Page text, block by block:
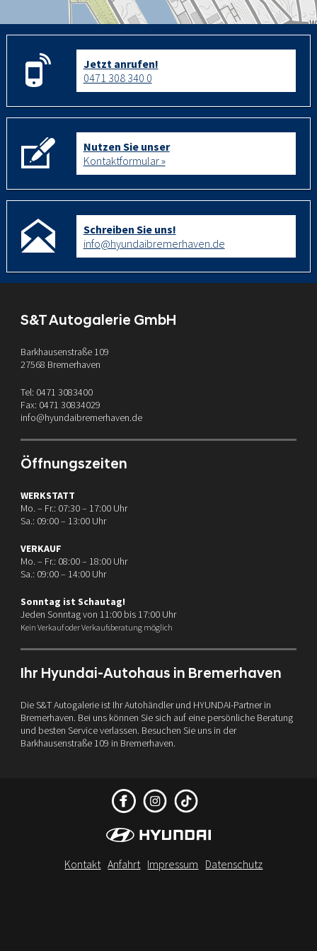
Jetzt anrufen!
0471 308 340 0
Nutzen Sie unser
Kontaktformular »
Schreiben Sie uns!
info@hyundaibremerhaven.de
S&T Autogalerie GmbH
Barkhausenstraße 109
27568 Bremerhaven
Tel: 0471 3083400
Fax: 0471 30834029
info@hyundaibremerhaven.de
Öffnungszeiten
WERKSTATT
Mo. – Fr.: 07:30 – 17:00 Uhr
Sa.: 09:00 – 13:00 Uhr
VERKAUF
Mo. – Fr.: 08:00 – 18:00 Uhr
Sa.: 09:00 – 14:00 Uhr
Sonntag ist Schautag!
Jeden Sonntag von 11:00 bis 17:00 Uhr
Kein Verkauf oder Verkaufsberatung möglich
Ihr Hyundai-Autohaus in Bremerhaven
Die S&T Autogalerie ist Ihr Autohändler und HYUNDAI-Partner in
Bremerhaven. Bei uns können Sie sich auf eine persönliche Beratung
und besten Service verlassen. Besuchen Sie uns in der
Barkhausenstraße 109 in Bremerhaven.
Kontakt Anfahrt Impressum Datenschutz